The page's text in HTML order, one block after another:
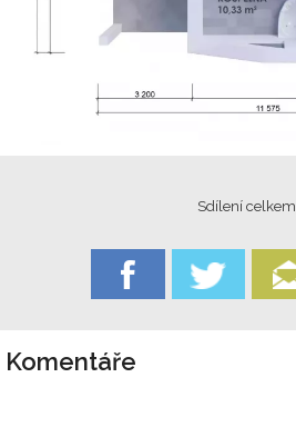
Sdílení celkem
Komentáře